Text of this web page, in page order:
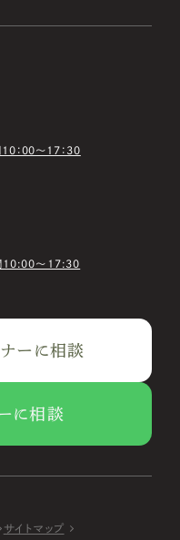
：00〜17：30
10:00〜17:30
ーに相談
に相談
サイトマップ